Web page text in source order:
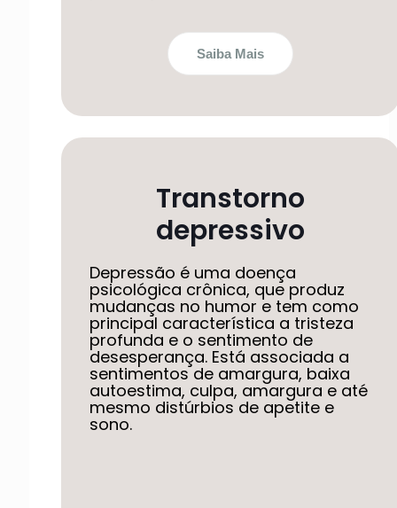
Saiba Mais
Transtorno
depressivo
Depressão é uma doença
psicológica crônica, que produz
mudanças no humor e tem como
principal característica a tristeza
profunda e o sentimento de
desesperança. Está associada a
sentimentos de amargura, baixa
autoestima, culpa, amargura e até
mesmo distúrbios de apetite e
sono.